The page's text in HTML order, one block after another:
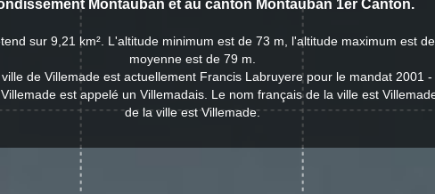
Montauban et au canton Montauban 1er Canton.
sur 9,21 km². L'altitude minimum est de 73 m, l'altitude maximum est
moyenne est de 79 m.
de Villemade est actuellement Francis Labruyere pour le mandat 2001 -
est appelé un Villemadais. Le nom français de la ville est
de la ville est Villemade.